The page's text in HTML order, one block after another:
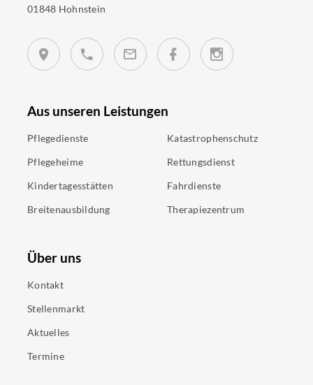
01848 Hohnstein
Aus unseren Leistungen
Pflegedienste
Pflegeheime
Kindertagesstätten
Breitenausbildung
Katastrophenschutz
Rettungsdienst
Fahrdienste
Therapiezentrum
Über uns
Kontakt
Stellenmarkt
Aktuelles
Termine